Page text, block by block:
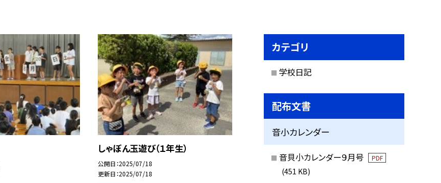
しゃぼん玉遊び（１年生）
公開日 2025/07/18
更新日 2025/07/18
カテゴリ
学校日記
配布文書
音小カレンダー
音貝小カレンダー９月号 PDF
(451 KB)